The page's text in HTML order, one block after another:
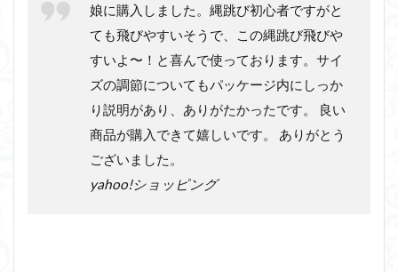
娘に購入しました。縄跳び初心者ですがと
ても飛びやすいそうで、この縄跳び飛びや
すいよ〜！と喜んで使っております。サイ
ズの調節についてもパッケージ内にしっか
り説明があり、ありがたかったです。 良い
商品が購入できて嬉しいです。 ありがとう
ございました。
yahoo!ショッピング